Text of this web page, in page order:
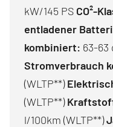
kW/145 PS CO²-
entladener
kombiniert: 63-63
Stromverbrauch
(WLTP**)
(WLTP**)
l/100km (WLTP**)